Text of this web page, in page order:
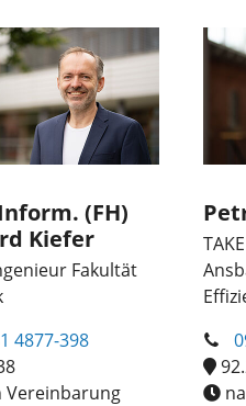
(FH)
Kiefer
Fakultät
4877-398
Vereinbarung